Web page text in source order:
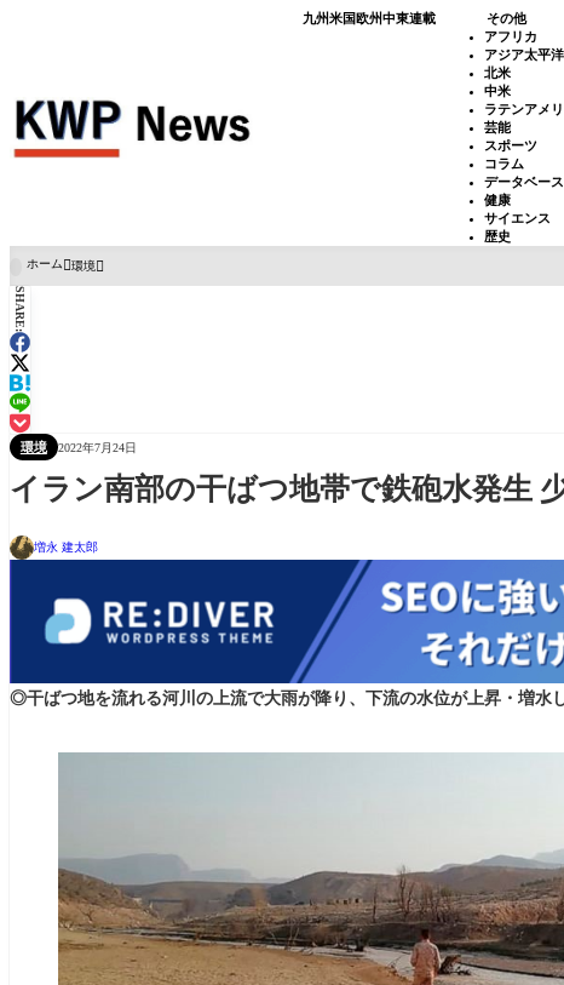
九州米国欧州中東連載
その他
アフリカ
アジア太平洋
北米
中米
ラテンアメ
芸能
スポーツ
コラム
データベース
健康
サイエンス
歴史
ホーム 環境
SHARE:
環境 2022年7月24日
イラン南部の干ばつ地帯で鉄砲水発生
増永 建太郎
◎干ばつ地を流れる河川の上流で大雨が降り、下流の水位が上昇・増水